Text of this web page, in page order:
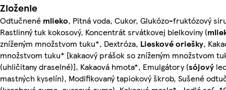
Zloženie
Odtučnené mlieko, Pitná voda, Cukor, Glukózo-fruktózový
Rastlinný tuk kokosový, Koncentrát srvátkovej bielkoviny (
zníženým množstvom tuku*, Dextróza, Lieskové oriešky,
množstvom tuku* [kakaový prášok so zníženým množstvom
(uhličitany draselné)], Kakaová hmota*, Emulgátory (sójový
mastných kyselín), Modifikovaný tapiokový škrob, Sušené